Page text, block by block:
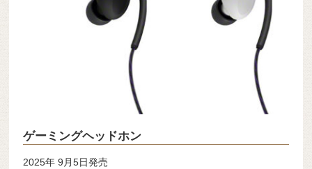
ゲーミングヘッドホン
2025年 9月5日発売